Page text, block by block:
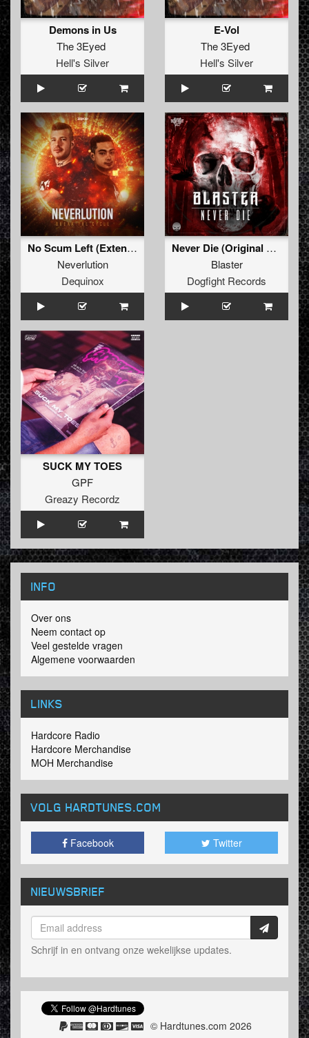
Demons in Us
The 3Eyed
Hell's Silver
E-Vol
The 3Eyed
Hell's Silver
No Scum Left (Extended Mix)
Neverlution
Dequinox
Never Die (Original Mix)
Blaster
Dogfight Records
SUCK MY TOES
GPF
Greazy Recordz
INFO
Over ons
Neem contact op
Veel gestelde vragen
Algemene voorwaarden
LINKS
Hardcore Radio
Hardcore Merchandise
MOH Merchandise
VOLG HARDTUNES.COM
Facebook Twitter
NIEUWSBRIEF
Schrijf in en ontvang onze wekelijkse updates.
© Hardtunes.com 2026